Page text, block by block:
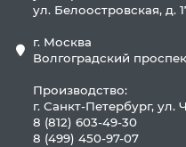
ул. Белоостровская, д.
г. Москва
Волгоградский
Производство:
г. Санкт-Петербург, ул.
8 (812) 603-49-30
8 (499) 450-97-07